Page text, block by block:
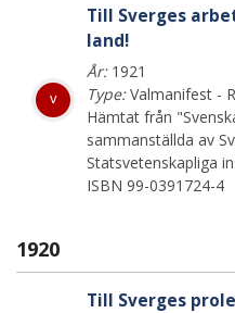
v
Till Sverges
land!
År:1921
Type:Valmanifest -
Hämtat från
sammanställda av
Statsvetenskapliga
ISBN 99-0391724-4
1920
Till Sverges